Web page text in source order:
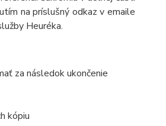
na príslušný odkaz v emaile
Heuréka.
za následok ukončenie
kópiu